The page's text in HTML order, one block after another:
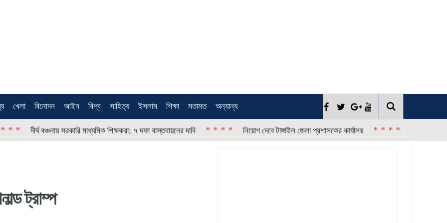
খেলা বিনোদন আইন বিশ্ব সাহিত্য ইসলাম শিক্ষা মতামত অন্যান্য
বঞ্চনায় সরকারি মাধ্যমিক শিক্ষকরা; ৭ দফা বাস্তবায়নের দাবি * * * * নিয়োগ দেবে টাঙ্গাইল জেলা প্রশাসকের কার্যালয় * * * *
ট্রাম্প